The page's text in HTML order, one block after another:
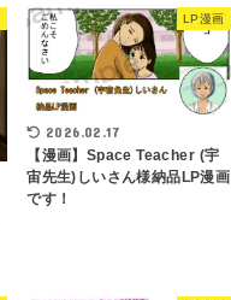
LP漫画
2026.02.17
【漫画】Space Teacher (宇
宙先生)しいさん様納品LP漫画
です！